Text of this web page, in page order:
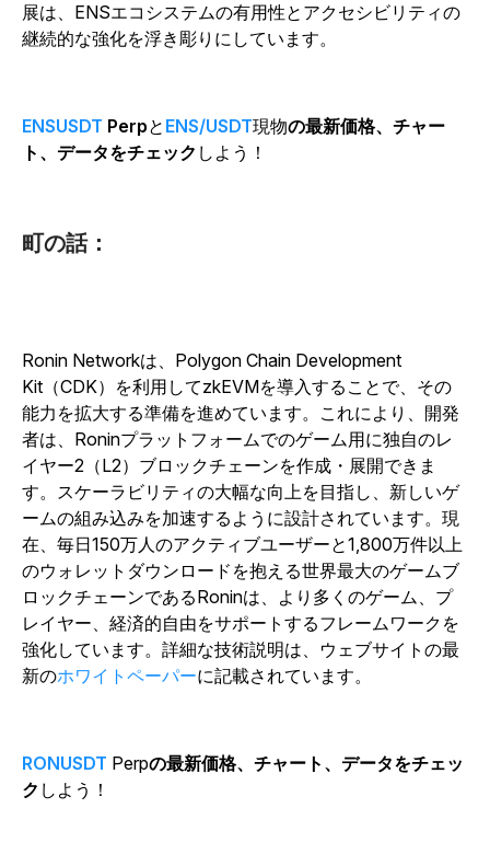
展は、ENSエコシステムの有用性とアクセシビリティの
継続的な強化を浮き彫りにしています。
ENSUSDT Perpと ENS/USDT現物の最新価格、チャー
ト、データをチェック しよう！
町の話：
Ronin Networkは、Polygon Chain Development
Kit（CDK）を利用してzkEVMを導入することで、その
能力を拡大する準備を進めています。 これにより、開発
者は、Roninプラットフォームでのゲーム用に独自のレ
イヤー2（L2）ブロックチェーンを作成・展開できま
す。スケーラビリティの大幅な向上を目指し、新しいゲ
ームの組み込みを加速するように設計されています。現
在、毎日150万人のアクティブユーザーと1,800万件以上
のウォレットダウンロードを抱える世界最大のゲームブ
ロックチェーンであるRoninは、より多くのゲーム、プ
レイヤー、経済的自由をサポートするフレームワークを
強化しています。詳細な技術説明は、ウェブサイトの最
新のホワイトペーパーに記載されています。
RONUSDT Perpの最新価格、チャート、データをチェッ
ク しよう！